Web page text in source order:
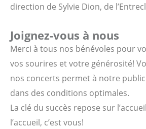
direction de Sylvie Dion, de
Joignez-vous à nous
Merci à tous nos bénévoles pour
vos sourires et votre générosité!
nos concerts permet à notre
dans des conditions optimales.
La clé du succès repose sur
l’accueil, c’est vous!